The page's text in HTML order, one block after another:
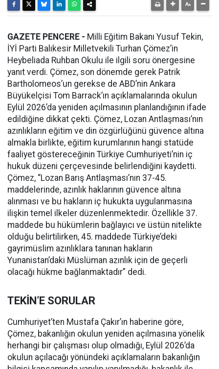
GAZETE PENCERE - Milli Eğitim Bakanı Yusuf Tekin,
İYİ Parti Balıkesir Milletvekili Turhan Çömez’in
Heybeliada Ruhban Okulu ile ilgili soru önergesine
yanıt verdi. Çömez, son dönemde gerek Patrik
Bartholomeos’un gerekse de ABD’nin Ankara
Büyükelçisi Tom Barrack’ın açıklamalarında okulun
Eylül 2026’da yeniden açılmasının planlandığının ifade
edildiğine dikkat çekti. Çömez, Lozan Antlaşması’nın
azınlıkların eğitim ve din özgürlüğünü güvence altına
almakla birlikte, eğitim kurumlarının hangi statüde
faaliyet göstereceğinin Türkiye Cumhuriyeti’nin iç
hukuk düzeni çerçevesinde belirlendiğini kaydetti.
Çömez, “Lozan Barış Antlaşması’nın 37-45.
maddelerinde, azınlık haklarının güvence altına
alınması ve bu hakların iç hukukta uygulanmasına
ilişkin temel ilkeler düzenlenmektedir. Özellikle 37.
maddede bu hükümlerin bağlayıcı ve üstün nitelikte
olduğu belirtilirken, 45. maddede Türkiye’deki
gayrimüslim azınlıklara tanınan hakların
Yunanistan’daki Müslüman azınlık için de geçerli
olacağı hükme bağlanmaktadır” dedi.
TEKİN’E SORULAR
Cumhuriyet’ten Mustafa Çakır’ın haberine göre,
Çömez, bakanlığın okulun yeniden açılmasına yönelik
herhangi bir çalışması olup olmadığı, Eylül 2026’da
okulun açılacağı yönündeki açıklamaların bakanlığın